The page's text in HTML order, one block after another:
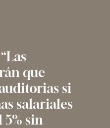
que
si
salariales
sin